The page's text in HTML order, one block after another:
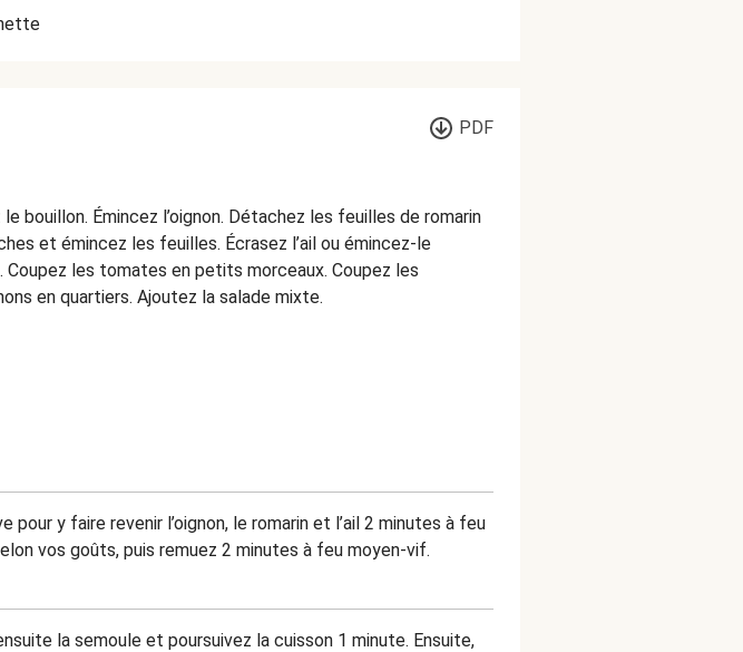
PDF
le bouillon. Émincez l’oignon. Détachez les feuilles de romarin
et émincez les feuilles. Écrasez l’ail ou émincez-le
Coupez les tomates en petits morceaux. Coupez les
en quartiers. Ajoutez la salade mixte.
y faire revenir l’oignon, le romarin et l’ail 2 minutes à feu
vos goûts, puis remuez 2 minutes à feu moyen-vif.
la semoule et poursuivez la cuisson 1 minute. Ensuite,